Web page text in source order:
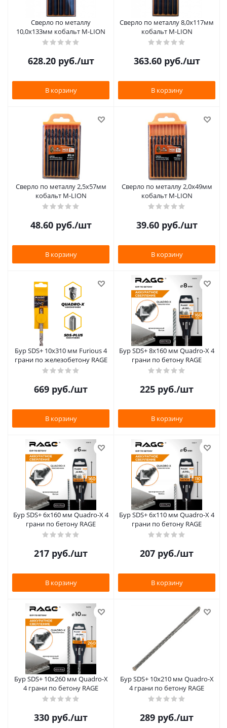
Сверло по металлу
10,0х133мм кобальт M-LION
628.20руб./шт
В корзину
Сверло по металлу 8,0х117мм
кобальт M-LION
363.60руб./шт
В корзину
Сверло по металлу 2,5х57мм
кобальт M-LION
48.60руб./шт
В корзину
Сверло по металлу 2,0х49мм
кобальт M-LION
39.60руб./шт
В корзину
Бур SDS+ 10х310 мм Furious 4
грани по железобетону RAGE
669 руб./шт
В корзину
Бур SDS+ 8х160 мм Quadro-X 4
грани по бетону RAGE
225 руб./шт
В корзину
Бур SDS+ 6х160 мм Quadro-X 4
грани по бетону RAGE
217 руб./шт
В корзину
Бур SDS+ 6х110 мм Quadro-X 4
грани по бетону RAGE
207 руб./шт
В корзину
Бур SDS+ 10х260 мм Quadro-X
4 грани по бетону RAGE
330 руб./шт
Бур SDS+ 10х210 мм Quadro-X
4 грани по бетону RAGE
289 руб./шт